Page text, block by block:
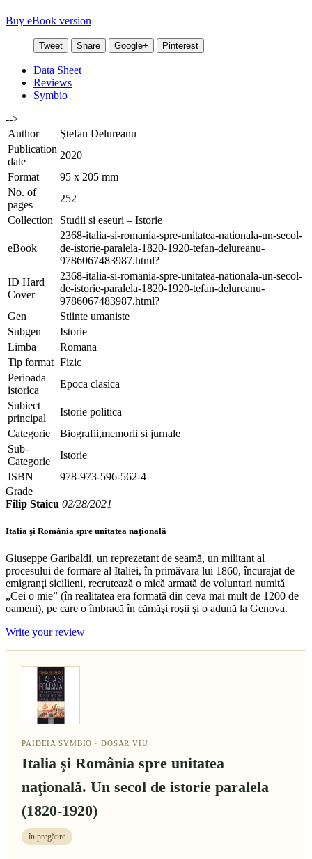
Buy eBook version
Tweet Share Google+ Pinterest
Data Sheet
Reviews
Symbio
-->
Author
Ştefan Delureanu
Publication
date
2020
Format
95 x 205 mm
No. of
pages
252
Collection
Studii si eseuri – Istorie
eBook
2368-italia-si-romania-spre-unitatea-nationala-un-secol-
de-istorie-paralela-1820-1920-tefan-delureanu-
9786067483987.html?
ID Hard
Cover
2368-italia-si-romania-spre-unitatea-nationala-un-secol-
de-istorie-paralela-1820-1920-tefan-delureanu-
9786067483987.html?
Gen
Stiinte umaniste
Subgen
Istorie
Limba
Romana
Tip format Fizic
Perioada
istorica
Epoca clasica
Subiect
principal
Istorie politica
Categorie
Biografii,memorii si jurnale
Sub-
Categorie
Istorie
ISBN
978-973-596-562-4
Grade
Filip Staicu 02/28/2021
Italia şi România spre unitatea naţională
Giuseppe Garibaldi, un reprezetant de seamă, un militant al
procesului de formare al Italiei, în primăvara lui 1860, încurajat de
emigranţi sicilieni, recrutează o mică armată de voluntari numită
„Cei o mie” (în realitatea era formată din ceva mai mult de 1200 de
oameni), pe care o îmbracă în cămăşi roşii şi o adună la Genova.
Write your review
PAIDEIA SYMBIO · DOSAR VIU
Italia şi România spre unitatea
naţională. Un secol de istorie paralela
(1820-1920)
în pregătire